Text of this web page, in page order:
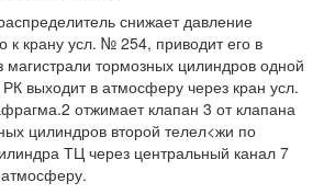
снижает давление
к крану усл. № 254, приводит его в
магистрали тормозных цилиндров одной
выходит в атмосферу через кран усл.
отжимает клапан 3 от клапана
цилиндров второй телел<жи по
ТЦ через центральный канал 7